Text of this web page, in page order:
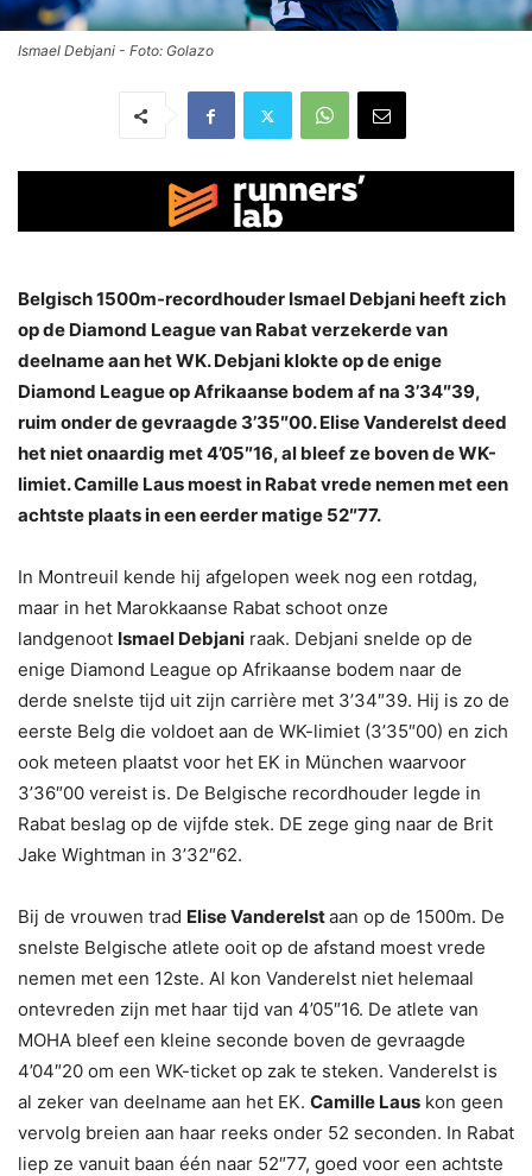
Ismael Debjani - Foto: Golazo
Belgisch 1500m-recordhouder Ismael Debjani heeft zich
op de Diamond League van Rabat verzekerde van
deelname aan het WK. Debjani klokte op de enige
Diamond League op Afrikaanse bodem af na 3’34″39,
ruim onder de gevraagde 3’35″00. Elise Vanderelst deed
het niet onaardig met 4’05″16, al bleef ze boven de WK-
limiet. Camille Laus moest in Rabat vrede nemen met een
achtste plaats in een eerder matige 52″77.
In Montreuil kende hij afgelopen week nog een rotdag,
maar in het Marokkaanse Rabat schoot onze
landgenoot Ismael Debjani raak. Debjani snelde op de
enige Diamond League op Afrikaanse bodem naar de
derde snelste tijd uit zijn carrière met 3’34″39. Hij is zo de
eerste Belg die voldoet aan de WK-limiet (3’35″00) en zich
ook meteen plaatst voor het EK in München waarvoor
3’36″00 vereist is. De Belgische recordhouder legde in
Rabat beslag op de vijfde stek. DE zege ging naar de Brit
Jake Wightman in 3’32″62.
Bij de vrouwen trad Elise Vanderelstaan op de 1500m. De
snelste Belgische atlete ooit op de afstand moest vrede
nemen met een 12ste. Al kon Vanderelst niet helemaal
ontevreden zijn met haar tijd van 4’05″16. De atlete van
MOHA bleef een kleine seconde boven de gevraagde
4’04″20 om een WK-ticket op zak te steken. Vanderelst is
al zeker van deelname aan het EK. Camille Laus kon geen
vervolg breien aan haar reeks onder 52 seconden. In Rabat
liep ze vanuit baan één naar 52″77, goed voor een achtste